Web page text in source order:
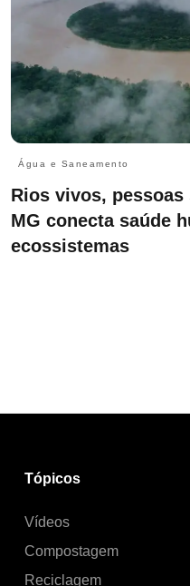
Água e Saneamento
Rios vivos,
MG conecta saúde
ecossistemas
Tópicos
Vídeos
Compostagem
Reciclagem